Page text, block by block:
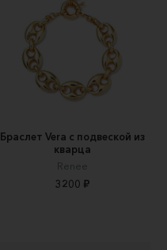
Браслет Vera с подвеской из
кварца
Renee
3200 ₽